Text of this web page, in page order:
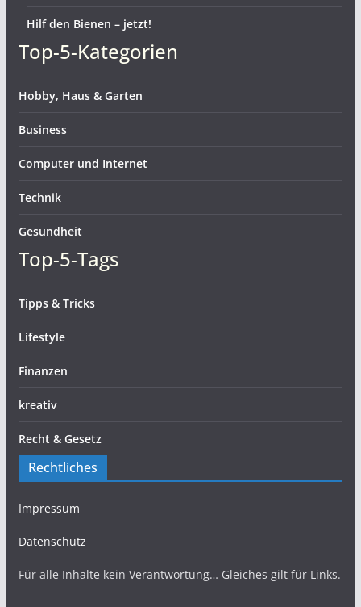
Hilf den Bienen – jetzt!
Top-5-Kategorien
Hobby, Haus & Garten
Business
Computer und Internet
Technik
Gesundheit
Top-5-Tags
Tipps & Tricks
Lifestyle
Finanzen
kreativ
Recht & Gesetz
Rechtliches
Impressum
Datenschutz
Für alle Inhalte kein Verantwortung… Gleiches gilt für Links.